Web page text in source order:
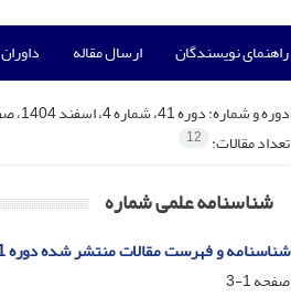
راهنمای نویسندگان ارسال مقاله داوران
دوره و شماره:دوره 41، شماره 4، اسفند 1404، صفحه 1-124
تعداد مقالات: 12
شناسنامه علمی شماره
شناسنامه و فهرست مقالات منتشر شده دوره 41 شماره 4
صفحه1-3